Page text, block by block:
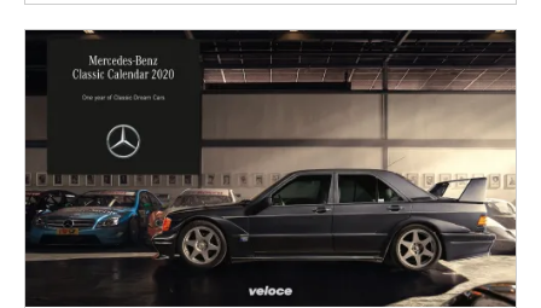
#MERCEDES
#OFFROAD #V8